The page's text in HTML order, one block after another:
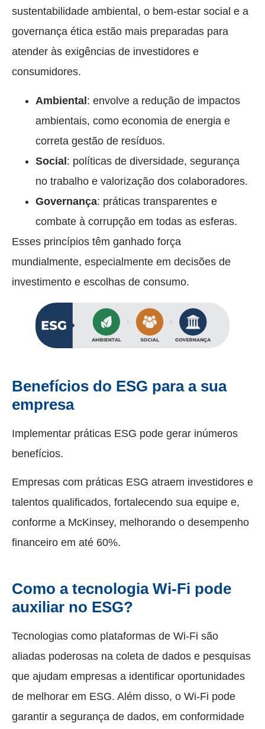
sustentabilidade ambiental, o bem-estar social e a
governança ética estão mais preparadas para
atender às exigências de investidores e
consumidores.
Ambiental: envolve a redução de impactos
ambientais, como economia de energia e
correta gestão de resíduos.
Social: políticas de diversidade, segurança
no trabalho e valorização dos colaboradores.
Governança: práticas transparentes e
combate à corrupção em todas as esferas.
Esses princípios têm ganhado força
mundialmente, especialmente em decisões de
investimento e escolhas de consumo.
Benefícios do ESG para a sua
empresa
Implementar práticas ESG pode gerar inúmeros
benefícios.
Empresas com práticas ESG atraem investidores e
talentos qualificados, fortalecendo sua equipe e,
conforme a McKinsey, melhorando o desempenho
financeiro em até 60%.
Como a tecnologia Wi-Fi pode
auxiliar no ESG?
Tecnologias como plataformas de Wi-Fi são
aliadas poderosas na coleta de dados e pesquisas
que ajudam empresas a identificar oportunidades
de melhorar em ESG. Além disso, o Wi-Fi pode
garantir a segurança de dados, em conformidade